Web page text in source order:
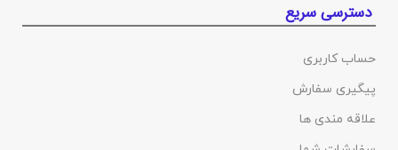
دسترسی سریع
حساب کاربری
پیگیری سفارش
علاقه مندی ها